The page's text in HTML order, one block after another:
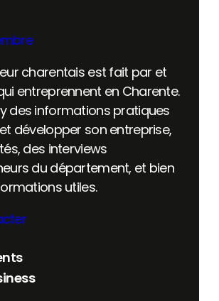
charentais est fait par et
entreprennent en Charente.
des informations pratiques
développer son entreprise,
des interviews
du département, et bien
utiles.